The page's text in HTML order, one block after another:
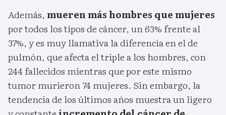
Además, mueren más hombres que mujeres
por todos los tipos de cáncer, un 63% frente al
37%, y es muy llamativa la diferencia en el de
pulmón, que afecta el triple a los hombres, con
244 fallecidos mientras que por este mismo
tumor murieron 74 mujeres. Sin embargo, la
tendencia de los últimos años muestra un ligero